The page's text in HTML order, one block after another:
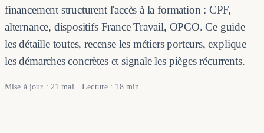
financement structurent l'accès à la formation : CPF,
alternance, dispositifs France Travail, OPCO. Ce guide
les détaille toutes, recense les métiers porteurs, explique
les démarches concrètes et signale les pièges récurrents.
Mise à jour : 21 mai · Lecture : 18 min